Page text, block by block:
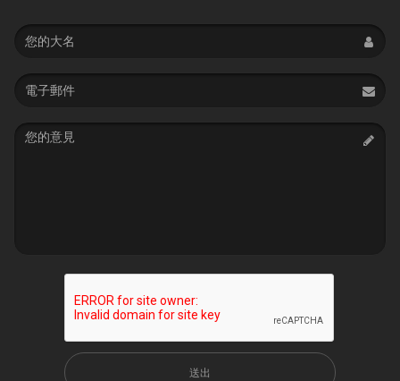
Name
Email
address
Message
送出